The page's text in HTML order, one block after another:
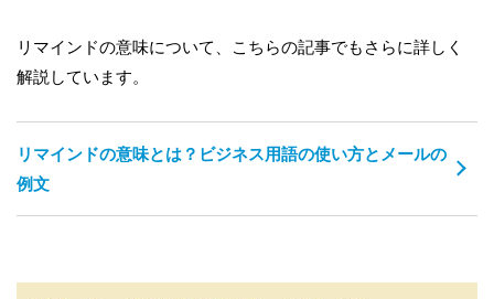
リマインドの意味について、こちらの記事でもさらに詳しく
解説しています。
リマインドの意味とは？ビジネス用語の使い方とメールの
例文